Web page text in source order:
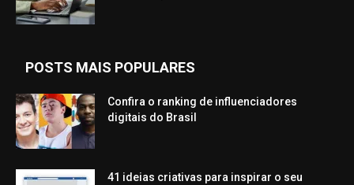
POSTS MAIS POPULARES
Confira o ranking de influenciadores
digitais do Brasil
41 ideias criativas para inspirar o seu